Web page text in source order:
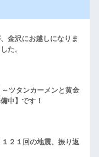
金沢にお越しになりま
た。
ツタンカーメンと黄金
中】です！
２１回の地震、振り返